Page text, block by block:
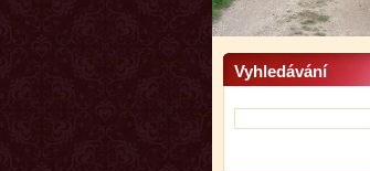
Vyhledávání